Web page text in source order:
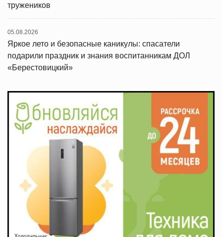
тружеников
05.08.2026
Яркое лето и безопасные каникулы: спасатели
подарили праздник и знания воспитанникам ДОЛ
«Берестовицкий»